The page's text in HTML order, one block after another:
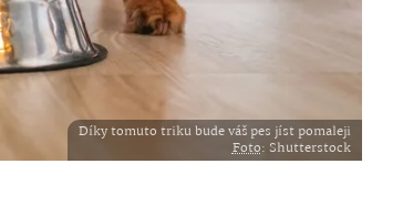
Díky tomuto triku bude váš pes jíst pomaleji
Foto: Shutterstock